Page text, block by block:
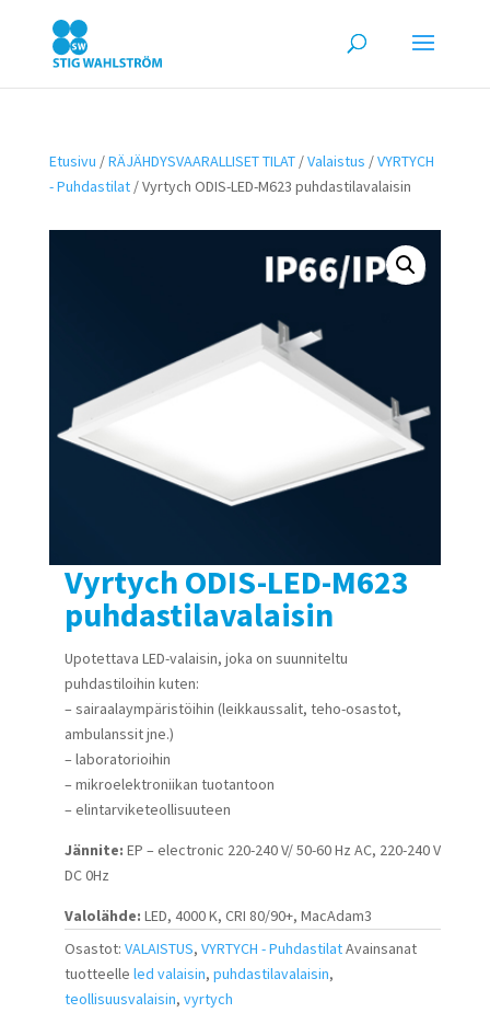
Etusivu /RÄJÄHDYSVAARALLISET TILAT/Valaistus /VYRTYCH
- Puhdastilat/ Vyrtych ODIS-LED-M623 puhdastilavalaisin
Vyrtych ODIS-LED-M623
puhdastilavalaisin
Upotettava LED-valaisin, joka on suunniteltu
puhdastiloihin kuten:
– sairaalaympäristöihin (leikkaussalit, teho-osastot,
ambulanssit jne.)
– laboratorioihin
– mikroelektroniikan tuotantoon
– elintarviketeollisuuteen
Jännite: EP – electronic 220-240 V/ 50-60 Hz AC, 220-240 V
DC 0Hz
Valolähde: LED, 4000 K, CRI 80/90+, MacAdam3
Osastot: VALAISTUS, VYRTYCH - PuhdastilatAvainsanat
tuotteelle led valaisin, puhdastilavalaisin,
teollisuusvalaisin, vyrtych